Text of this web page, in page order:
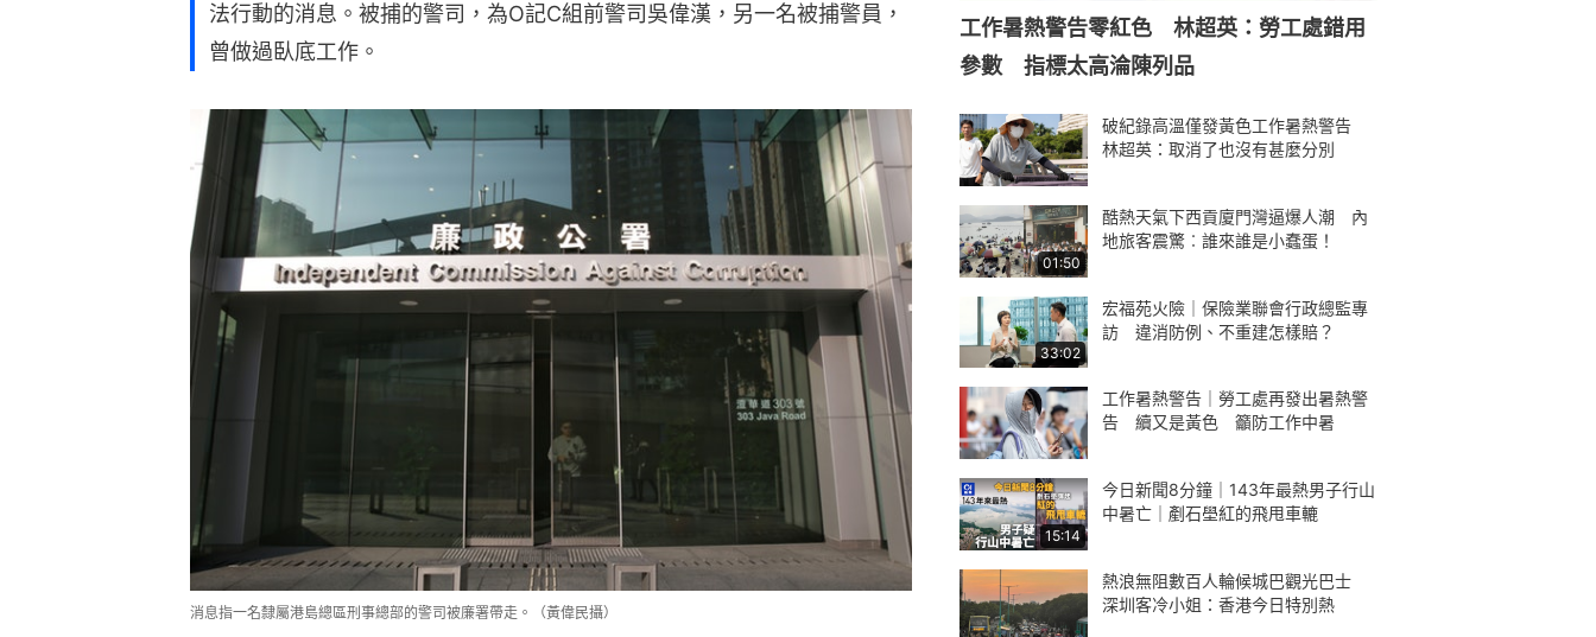
法行動的消息。被捕的警司，為O記C組前警司吳偉漢，另一名被捕警員，
曾做過臥底工作。
消息指一名隸屬港島總區刑事總部的警司被廉署帶走。（黃偉民攝）
工作暑熱警告零紅色 林超英：勞工處錯用
參數 指標太高淪陳列品
破紀錄高溫僅發黃色工作暑熱警告
林超英：取消了也沒有甚麼分別
01:50
酷熱天氣下西貢廈門灣逼爆人潮 內
地旅客震驚︰誰來誰是小蠢蛋！
33:02
宏福苑火險｜保險業聯會行政總監專
訪 違消防例、不重建怎樣賠？
工作暑熱警告｜勞工處再發出暑熱警
告 續又是黃色 籲防工作中暑
15:14
今日新聞8分鐘｜143年最熱男子行山
中暑亡｜剷石壆紅的飛甩車轆
熱浪無阻數百人輪候城巴觀光巴士
深圳客冷小姐：香港今日特別熱